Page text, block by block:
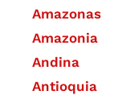
Amazonas
Amazonia
Andina
Antioquia